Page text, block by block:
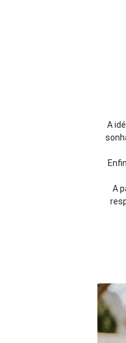
A
A